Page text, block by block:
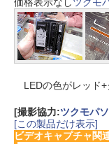
LEDの色がレッド+
[撮影協力:ツクモパ
[この製品だけ表示]
ビデオキャプチャ関